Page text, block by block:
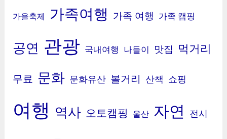
가을축제 가족여행 가족 여행 가족 캠핑
공연 관광 국내여행 나들이 맛집 먹거리
무료 문화 문화유산 볼거리 산책 쇼핑
여행 역사 오토캠핑 울산 자연 전시